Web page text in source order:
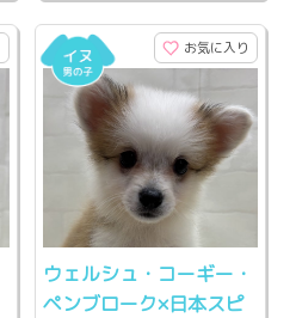
お気に入り
ウェルシュ・コーギー・
ペンブローク×日本スピ